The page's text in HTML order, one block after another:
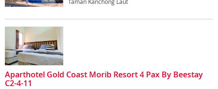
Aparthotel Gold Coast Morib Resort 4 Pax By Beestay
C2-4-11